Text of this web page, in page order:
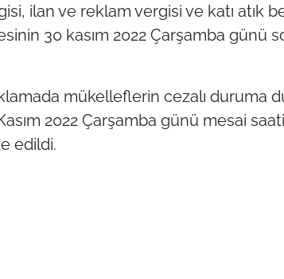
ilan ve reklam vergisi ve katı atık
30 kasım 2022
mükelleflerin cezalı duruma
2022 Çarşamba günü mesai
edildi.